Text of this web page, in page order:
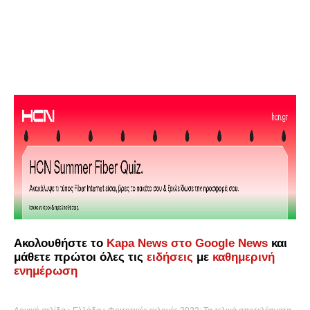
Ακολουθήστε το Kapa News στο Google News και
μάθετε πρώτοι όλες τις ειδήσεις με καθημερινή
ενημέρωση